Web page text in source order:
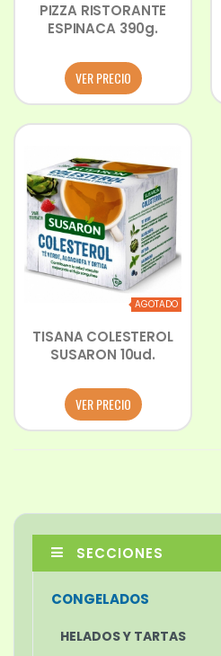
PIZZA RISTORANTE
ESPINACA 390g.
VER PRECIO
AGOTADO
TISANA COLESTEROL
SUSARON 10ud.
VER PRECIO
SECCIONES
CONGELADOS
HELADOS Y TARTAS